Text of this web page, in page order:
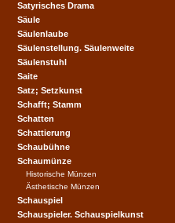
Satyrisches Drama
Säule
Säulenlaube
Säulenstellung. Säulenweite
Säulenstuhl
Saite
Satz; Setzkunst
Schafft; Stamm
Schatten
Schattierung
Schaubühne
Schaumünze
Historische Münzen
Ästhetische Münzen
Schauspiel
Schauspieler. Schauspielkunst